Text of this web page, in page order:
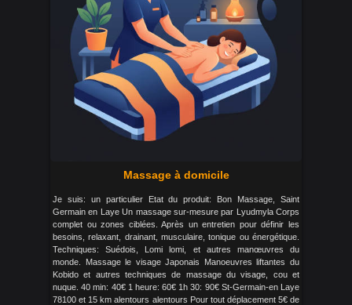
Massage à domicile
Je suis: un particulier Etat du produit: Bon Massage, Saint
Germain en Laye Un massage sur-mesure par Lyudmyla Corps
complet ou zones ciblées. Après un entretien pour définir les
besoins, relaxant, drainant, musculaire, tonique ou énergétique.
Techniques: Suédois, Lomi lomi, et autres manœuvres du
monde. Massage le visage Japonais Manoeuvres liftantes du
Kobido et autres techniques de massage du visage, cou et
nuque. 40 min: 40€ 1 heure: 60€ 1h 30: 90€ St-Germain-en Laye
78100 et 15 km alentours alentours Pour tout déplacement 5€ de